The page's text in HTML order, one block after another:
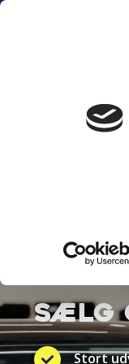
Fortsæt
SÆLG
Stort